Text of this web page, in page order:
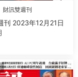
財訊雙週刊
刊 2023年12月21日